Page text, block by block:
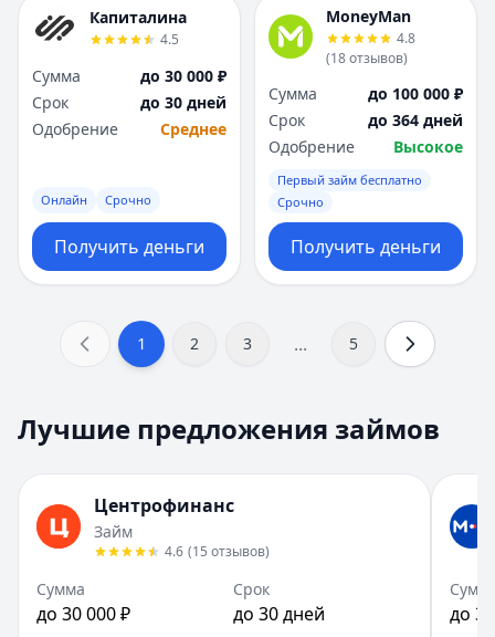
Капиталина
4.5
Сумма
до 30 000 ₽
Срок
до 30 дней
Одобрение
Среднее
Онлайн Срочно
Получить деньги
MoneyMan
4.8
(18отзывов)
Сумма
до 100 000 ₽
Срок
до 364 дней
Одобрение
Высокое
Первый займ бесплатно
Срочно
Получить деньги
1 2 3 ... 5
Лучшие предложения займов
Центрофинанс
Займ
4.6 (15 отзывов)
Сумма
до 30 000 ₽
Срок
до 30 дней до